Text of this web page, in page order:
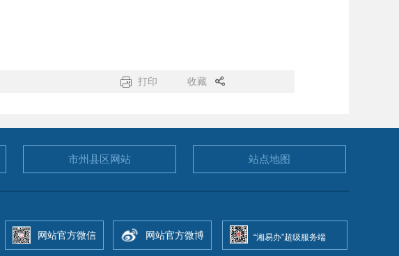
打印 收藏
市州县区网站 站点地图
网站官方微信 网站官方微博 “湘易办”超级服务端